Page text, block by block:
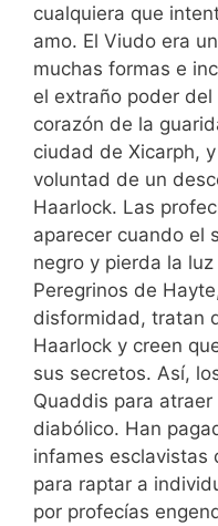
cualquiera que
amo. El Viudo era
muchas formas e
el extraño poder
corazón de la
ciudad de Xicarph,
voluntad de un
Haarlock. Las
aparecer cuando el
negro y pierda la luz
Peregrinos de
disformidad, tratan
Haarlock y creen
sus secretos. Así,
Quaddis para
diabólico. Han
infames esclavistas
para raptar a
por profecías